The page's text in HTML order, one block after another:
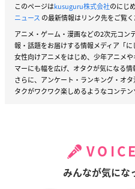
このページはkusuguru株式会社のにじ
ニュース の最新情報はリンク先をご覧く
アニメ・ゲーム・漫画などの2次元コン
報・話題をお届けする情報メディア「に
女性向けアニメをはじめ、少年アニメ
マーにも幅を広げ、オタクが気になる情
さらに、アンケート・ランキング・オ
タクがワクワク楽しめるようなコンテン
みんなが気にな